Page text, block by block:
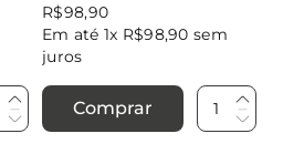
R$98,90
Em até 1x R$98,90 sem
juros
Comprar